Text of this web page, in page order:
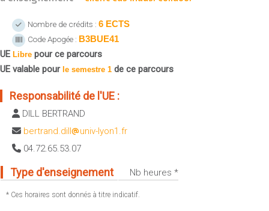
Sportives)
UFR FS (Chimie, Mathématique, Physique)
UFR Biosciences (Biologie, Biochimie)
GEP (Génie Electrique des Procédés - Département composante)
Informatique (Département Composante)
Mécanique (Département composante)
Fermer
OUTILS
Intranet des personnels
Moodle
Emploi du temps
Messagerie
Stage et emploi
Portefeuille d'Expériences et
Fermer
Nombre de crédits : 6 ECTS
Code Apogée : B3BUE41
UE Libre pour ce parcours
UE valable pour le semestre 1 de ce parcours
Responsabilité de l'UE :
DILL BERTRAND
bertrand.dill
univ-lyon1.fr
04.72.65.53.07
Type d'enseignement Nb heures *
* Ces horaires sont donnés à titre indicatif.